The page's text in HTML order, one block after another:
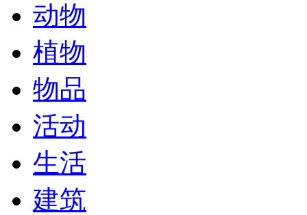
动物
植物
物品
活动
生活
建筑